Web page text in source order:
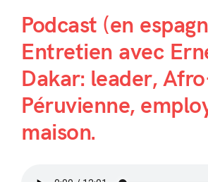
Podcast (en
Entretien avec
Dakar: leader,
Péruvienne,
maison.